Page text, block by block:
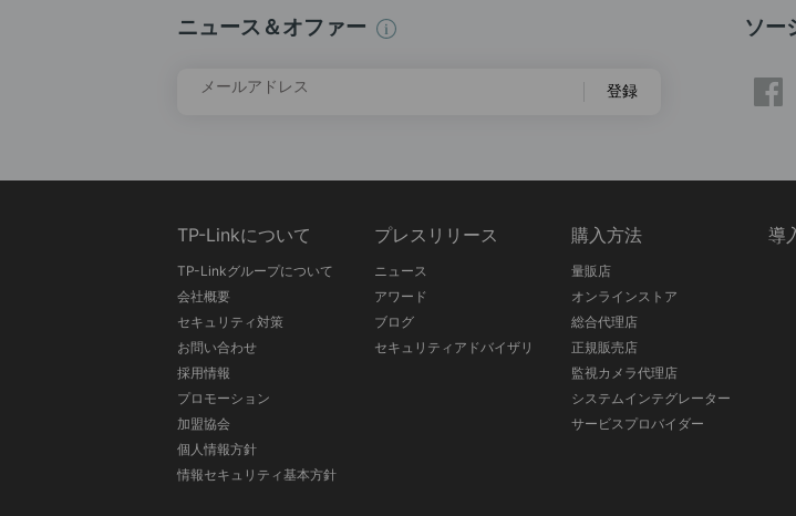
ニュース＆オファー
メールアドレス 登録
ソー
TP-Linkについて
TP-Linkグループについて
会社概要
セキュリティ対策
お問い合わせ
採用情報
プロモーション
加盟協会
個人情報方針
情報セキュリティ基本方針
プレスリリース
ニュース
アワード
ブログ
セキュリティアドバイザリ
購入方法
量販店
オンラインストア
総合代理店
正規販売店
監視カメラ代理店
システムインテグレーター
サービスプロバイダー
導